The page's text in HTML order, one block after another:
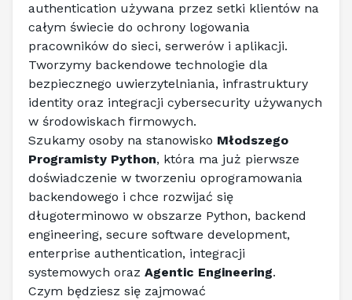
authentication używana przez setki klientów na
całym świecie do ochrony logowania
pracowników do sieci, serwerów i aplikacji.
Tworzymy backendowe technologie dla
bezpiecznego uwierzytelniania, infrastruktury
identity oraz integracji cybersecurity używanych
w środowiskach firmowych.
Szukamy osoby na stanowisko Młodszego
Programisty Python, która ma już pierwsze
doświadczenie w tworzeniu oprogramowania
backendowego i chce rozwijać się
długoterminowo w obszarze Python, backend
engineering, secure software development,
enterprise authentication, integracji
systemowych oraz Agentic Engineering.
Czym będziesz się zajmować